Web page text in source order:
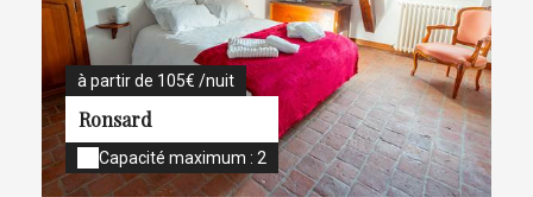
à partir de 105€ /nuit
Ronsard
Capacité maximum : 2